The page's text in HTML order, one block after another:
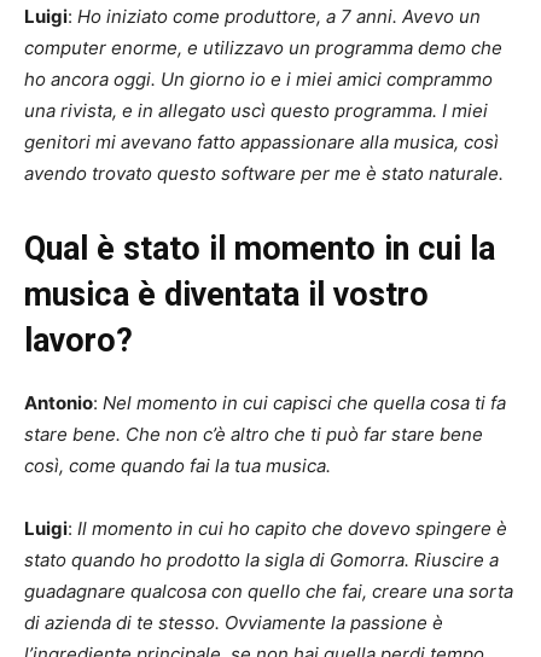
Luigi: Ho iniziato come produttore, a 7 anni. Avevo un
computer enorme, e utilizzavo un programma demo che
ho ancora oggi. Un giorno io e i miei amici comprammo
una rivista, e in allegato uscì questo programma. I miei
genitori mi avevano fatto appassionare alla musica, così
avendo trovato questo software per me è stato naturale.
Qual è stato il momento in cui la
musica è diventata il vostro
lavoro?
Antonio: Nel momento in cui capisci che quella cosa ti fa
stare bene. Che non c’è altro che ti può far stare bene
così, come quando fai la tua musica.
Luigi: Il momento in cui ho capito che dovevo spingere è
stato quando ho prodotto la sigla di Gomorra. Riuscire a
guadagnare qualcosa con quello che fai, creare una sorta
di azienda di te stesso. Ovviamente la passione è